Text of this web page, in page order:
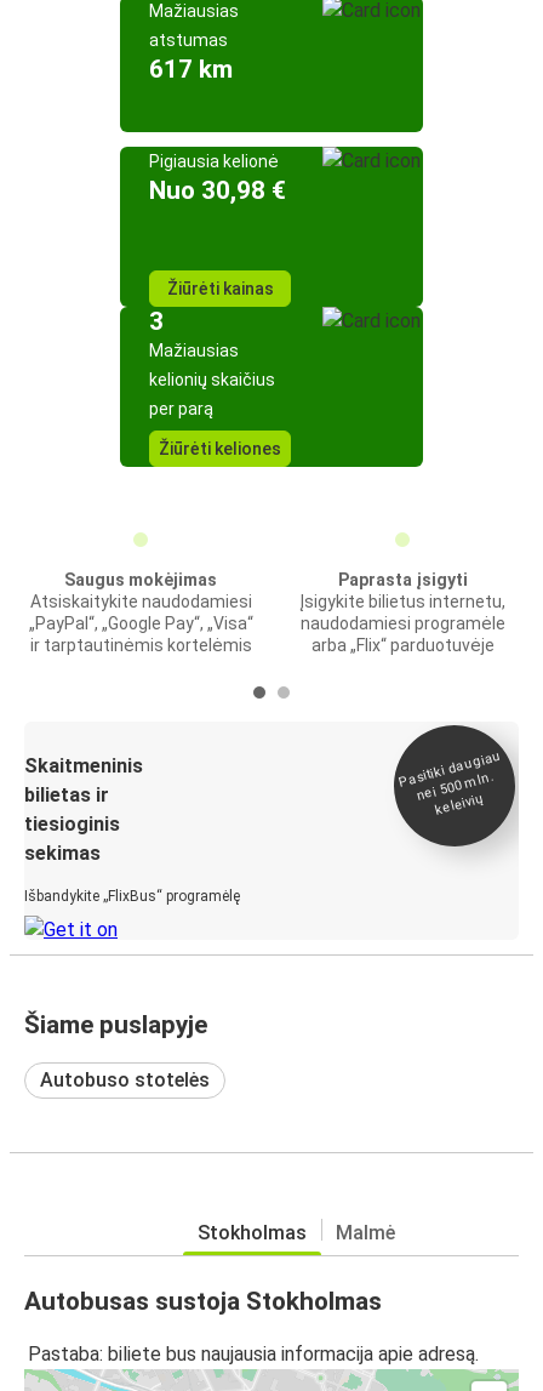
Mažiausias
atstumas
617 km
Pigiausia kelionė
Nuo 30,98 €
Žiūrėti kainas
3
Mažiausias
kelionių skaičius
per parą
Žiūrėti keliones
Saugus mokėjimas
Atsiskaitykite naudodamiesi
„PayPal“, „Google Pay“, „Visa“
ir tarptautinėmis kortelėmis
Paprasta įsigyti
Įsigykite bilietus internetu,
naudodamiesi programėle
arba „Flix“ parduotuvėje
Skaitmeninis
bilietas ir
tiesioginis
sekimas
Išbandykite „FlixBus“ programėlę
Pasitiki daugiau
nei 500
mln.
keleivių
Šiame puslapyje
Autobuso stotelės
Stokholmas Malmė
Autobusas sustoja Stokholmas
Pastaba: biliete bus naujausia informacija apie adresą.